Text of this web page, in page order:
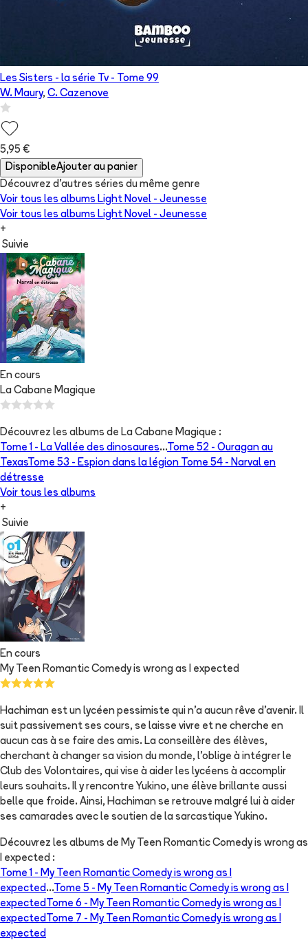
Les Sisters - la série Tv- Tome 99
W. Maury, C. Cazenove
5,95 €
DisponibleAjouter au panier
Découvrez d'autres séries du même genre
Voir tous les albums Light Novel - Jeunesse
Voir tous les albums Light Novel - Jeunesse
+
Suivie
En cours
La Cabane Magique
Découvrez les albums de La Cabane Magique :
Tome 1 - La Vallée des dinosaures...Tome 52 - Ouragan au
TexasTome 53 - Espion dans la légion Tome 54 - Narval en
détresse
Voir tous les albums
+
Suivie
En cours
My Teen Romantic Comedy is wrong as I expected
Hachiman est un lycéen pessimiste qui n'a aucun rêve d'avenir. Il
suit passivement ses cours, se laisse vivre et ne cherche en
aucun cas à se faire des amis. La conseillère des élèves,
cherchant à changer sa vision du monde, l'oblige à intégrer le
Club des Volontaires, qui vise à aider les lycéens à accomplir
leurs souhaits. Il y rencontre Yukino, une élève brillante aussi
belle que froide. Ainsi, Hachiman se retrouve malgré lui à aider
ses camarades avec le soutien de la sarcastique Yukino.
Découvrez les albums de My Teen Romantic Comedy is wrong as
I expected :
Tome 1 - My Teen Romantic Comedy is wrong as I
expected ...Tome 5 - My Teen Romantic Comedy is wrong as I
expected
Tome 6 - My Teen Romantic Comedy is wrong as I
expected
Tome 7 - My Teen Romantic Comedy is wrong as I
expected